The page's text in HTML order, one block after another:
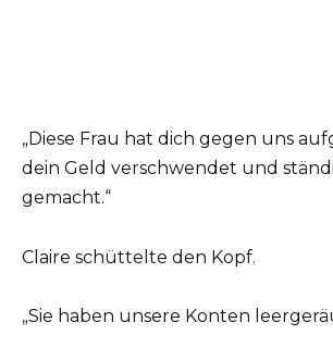
„Diese Frau hat dich gegen uns
dein Geld verschwendet und
gemacht.“
Claire schüttelte den Kopf.
„Sie haben unsere Konten